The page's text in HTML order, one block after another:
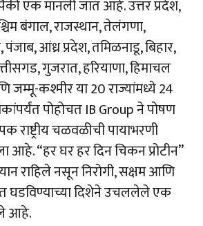
एक मानली जात आहे. उत्तर प्रदेश,
बंगाल, राजस्थान, तेलंगणा,
आंध्र प्रदेश, तमिळनाडू, बिहार,
गुजरात, हरियाणा, हिमाचल
जम्मू-कश्मीर या 20 राज्यांमध्ये 24
पोहोचत IB Group ने पोषण
राष्ट्रीय चळवळीची पायाभरणी
आहे. “हर घर हर दिन चिकन प्रोटीन”
राहिले नसून निरोगी, सक्षम आणि
घडविण्याच्या दिशेने उचललेले एक
आहे.